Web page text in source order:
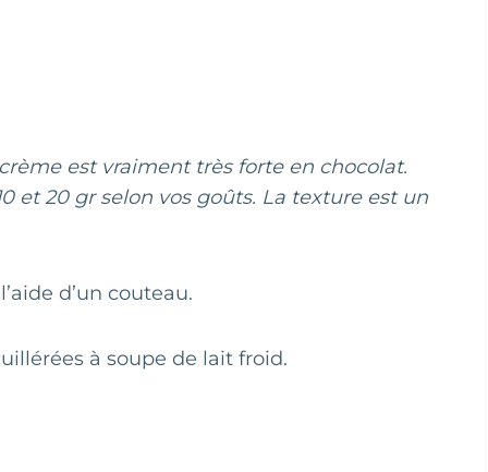
est vraiment très forte en chocolat.
et 20 gr selon vos goûts. La texture est un
d’un couteau.
à soupe de lait froid.